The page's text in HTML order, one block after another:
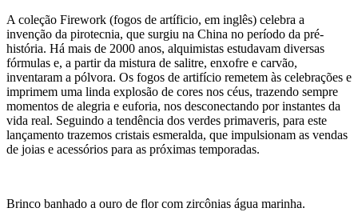
A coleção Firework (fogos de artíficio, em inglês) celebra a
invenção da pirotecnia, que surgiu na China no período da pré-
história. Há mais de 2000 anos, alquimistas estudavam diversas
fórmulas e, a partir da mistura de salitre, enxofre e carvão,
inventaram a pólvora. Os fogos de artifício remetem às celebrações e
imprimem uma linda explosão de cores nos céus, trazendo sempre
momentos de alegria e euforia, nos desconectando por instantes da
vida real. Seguindo a tendência dos verdes primaveris, para este
lançamento trazemos cristais esmeralda, que impulsionam as vendas
de joias e acessórios para as próximas temporadas.
Brinco banhado a ouro de flor com zircônias água marinha.